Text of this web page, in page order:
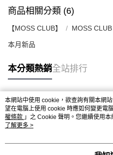
商品相關分類 (6)
【MOSS CLUB】 MOSS
本月新品
本分類熱銷全站排行
熱門標籤
本網站中使用 cookie，欲查詢有關本網
望在電腦上使用 cookie 時應如何變更電
權條款 」之 Cookie 聲明。您繼續使用
用條款之 Cookie 聲明使用 cookie。
了解更多 >